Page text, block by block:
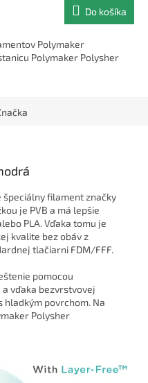
Do košíka
Polymaker
Polymaker Polysher
filament značky
je PVB a má lepšie
PLA. Vďaka tomu je
kvalite bez obáv z
tlačiarni FDM/FFF.
pomocou
vďaka bezvrstvovej
povrchom. Na
Polysher